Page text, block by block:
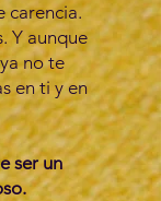
carencia.
Y aunque
no te
en ti y en
ser un